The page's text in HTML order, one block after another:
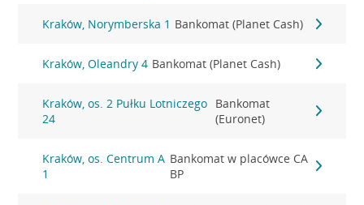
Kraków, Norymberska 1 Bankomat (Planet Cash)
Kraków, Oleandry 4 Bankomat (Planet Cash)
Kraków, os. 2 Pułku Lotniczego
24
Bankomat
(Euronet)
Kraków, os. Centrum A
1
Bankomat w placówce CA
BP